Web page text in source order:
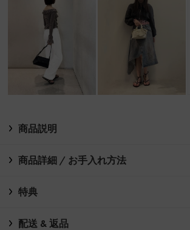
商品説明
商品詳細 / お手入れ方法
特典
配送 & 返品